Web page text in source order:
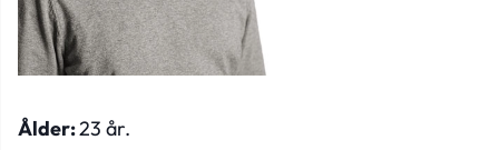
Ålder:23 år.